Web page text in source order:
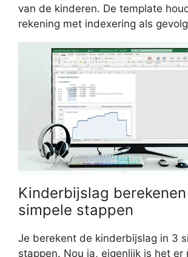
van de kinderen. De template
rekening met indexering als
Kinderbijslag
simpele stappen
Je berekent de kinderbijslag in 3
stappen. Nou ja, eigenlijk is het er